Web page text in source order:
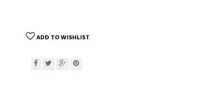
ADD TO WISHLIST